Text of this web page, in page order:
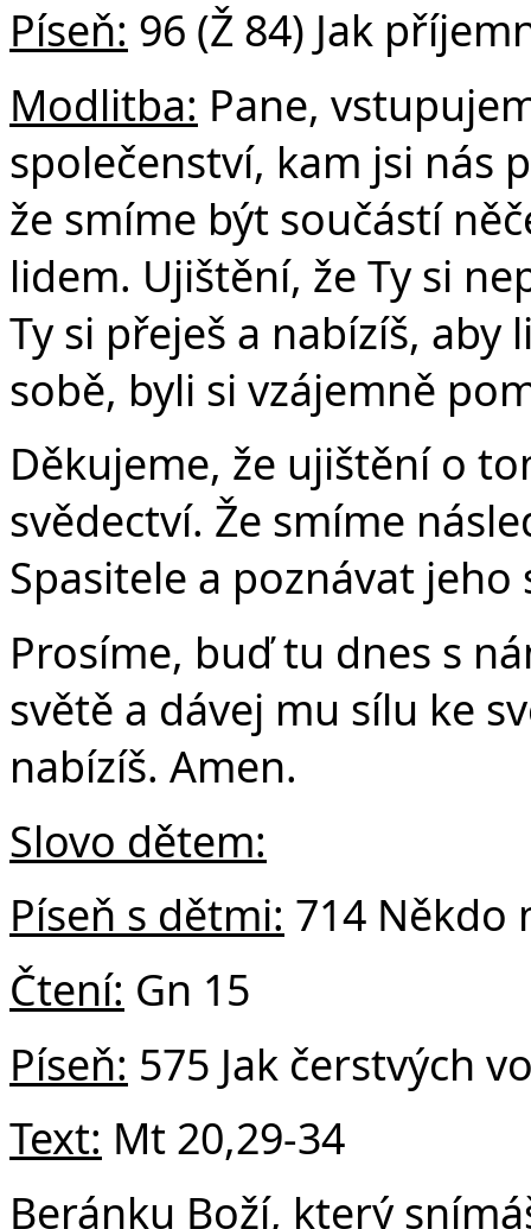
v
Píseň: 96 (Ž 84) Jak
Modlitba: Pane,
společenství, kam jsi nás
že smíme být součástí
lidem. Ujištění, že Ty si
Ty si přeješ a nabízíš,
sobě, byli si vzájemně
Děkujeme, že ujištění o
svědectví. Že smíme
Spasitele a poznávat
Prosíme, buď tu dnes s
světě a dávej mu sílu ke
nabízíš. Amen.
Slovo dětem:
Píseň s dětmi: 714 Někdo
Čtení: Gn 15
Píseň: 575 Jak čerstvých
Text: Mt 20,29-34
Beránku Boží, který